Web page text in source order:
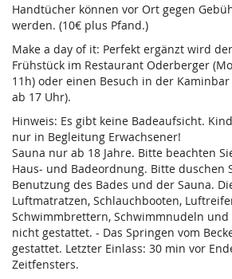
Handtücher können vor Ort gegen
werden. (10€ plus Pfand.)
Make a day of it: Perfekt ergänzt wird
Frühstück im Restaurant Oderberger
11h) oder einen Besuch in der
ab 17 Uhr).
Hinweis: Es gibt keine Badeaufsicht.
nur in Begleitung Erwachsener!
Sauna nur ab 18 Jahre. Bitte beachten
Haus- und Badeordnung. Bitte duschen
Benutzung des Bades und der Sauna.
Luftmatratzen, Schlauchbooten,
Schwimmbrettern, Schwimmnudeln und
nicht gestattet. - Das Springen vom
gestattet. Letzter Einlass: 30 min vor
Zeitfensters.